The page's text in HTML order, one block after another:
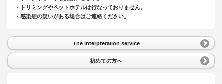
・トリミングやペットホテルは行なっておりません。
・感染症の疑いがある場合はご連絡ください。
The interpretation service
初めての方へ